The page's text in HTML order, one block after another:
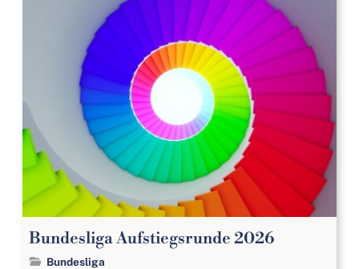
Bundesliga Aufstiegsrunde 2026
Bundesliga